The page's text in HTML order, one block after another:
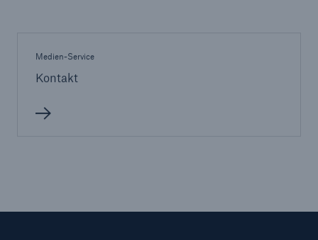
Medien-Service
Kontakt